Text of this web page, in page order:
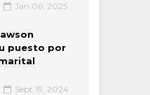
Jan 06, 2025
puesto por
Sept 19, 2024